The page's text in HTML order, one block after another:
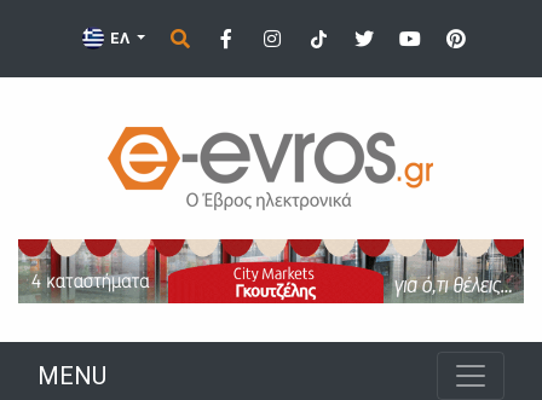
ΕΛ
MENU